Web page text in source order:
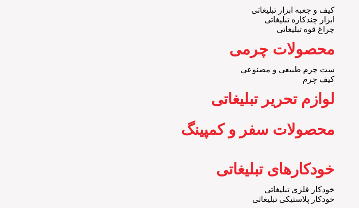
کیف و جعبه ابزار تبلیغاتی
ابزار چندکاره تبلیغاتی
چراغ قوه تبلیغاتی
محصولات چرمی
ست چرم طبیعی و مصنوعی
کیف چرم
لوازم تحریر تبلیغاتی
محصولات سفر و کمپینگ
خودکارهای تبلیغاتی
خودکار فلزی تبلیغاتی
خودکار پلاستیکی تبلیغاتی